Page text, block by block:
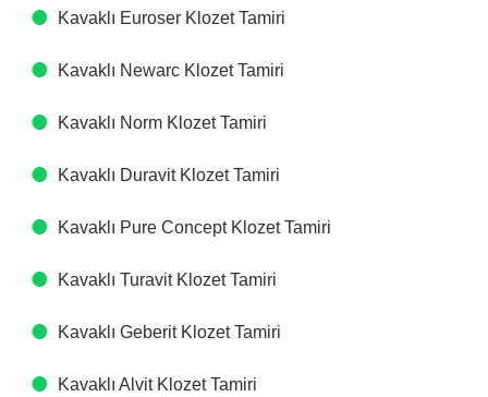
Kavaklı Euroser Klozet Tamiri
Kavaklı Newarc Klozet Tamiri
Kavaklı Norm Klozet Tamiri
Kavaklı Duravit Klozet Tamiri
Kavaklı Pure Concept Klozet Tamiri
Kavaklı Turavit Klozet Tamiri
Kavaklı Geberit Klozet Tamiri
Kavaklı Alvit Klozet Tamiri